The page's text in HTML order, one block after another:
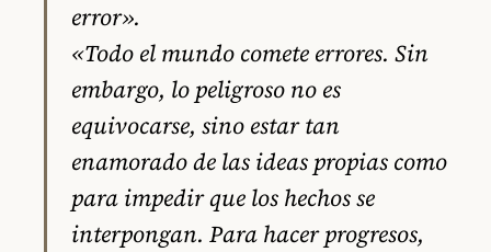
error».
«Todo el mundo comete errores. Sin
embargo, lo peligroso no es
equivocarse, sino estar tan
enamorado de las ideas propias como
para impedir que los hechos se
interpongan. Para hacer progresos,